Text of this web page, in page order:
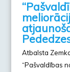
Atbalsta
“Pašvaldības